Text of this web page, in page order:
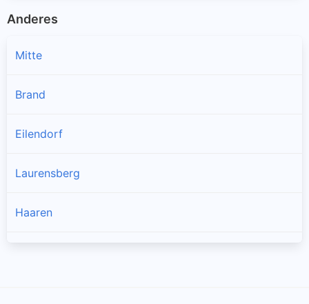
Anderes
Mitte
Brand
Eilendorf
Laurensberg
Haaren